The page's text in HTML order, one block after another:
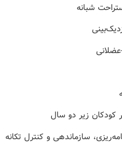
شبانه
کودکان زیر دو سال
سازماندهی و کنترل تکانه